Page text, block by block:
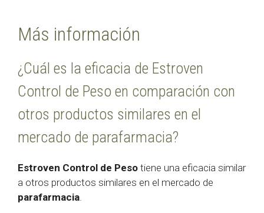
Más información
¿Cuál es la eficacia de Estroven
Control de Peso en comparación con
otros productos similares en el
mercado de parafarmacia?
Estroven Control de Peso tiene una eficacia similar
a otros productos similares en el mercado de
parafarmacia.